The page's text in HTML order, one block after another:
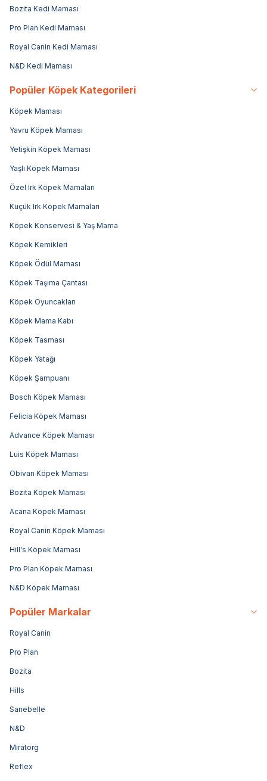
Bozita Kedi Maması
Pro Plan Kedi Maması
Royal Canin Kedi Maması
N&D Kedi Maması
Popüler Köpek Kategorileri
Köpek Maması
Yavru Köpek Maması
Yetişkin Köpek Maması
Yaşlı Köpek Maması
Özel Irk Köpek Mamaları
Küçük Irk Köpek Mamaları
Köpek Konservesi & Yaş Mama
Köpek Kemikleri
Köpek Ödül Maması
Köpek Taşıma Çantası
Köpek Oyuncakları
Köpek Mama Kabı
Köpek Tasması
Köpek Yatağı
Köpek Şampuanı
Bosch Köpek Maması
Felicia Köpek Maması
Advance Köpek Maması
Luis Köpek Maması
Obivan Köpek Maması
Bozita Köpek Maması
Acana Köpek Maması
Royal Canin Köpek Maması
Hill's Köpek Maması
Pro Plan Köpek Maması
N&D Köpek Maması
Popüler Markalar
Royal Canin
Pro Plan
Bozita
Hills
Sanebelle
N&D
Miratorg
Reflex